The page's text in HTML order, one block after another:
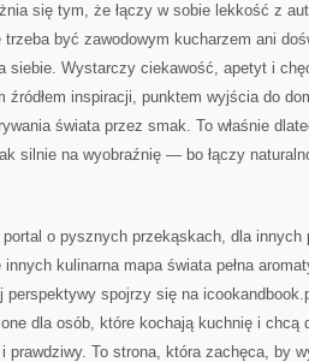
się tym, że łączy w sobie lekkość z
trzeba być zawodowym kucharzem ani
siebie. Wystarczy ciekawość, apetyt i
źródłem inspiracji, punktem wyjścia do
świata przez smak. To właśnie
silnie na wyobraźnię — bo łączy
o pysznych przekąskach, dla innych
kulinarna mapa świata pełna
perspektywy spojrzy się na
dla osób, które kochają kuchnię i chcą
prawdziwy. To strona, która zachęca, by